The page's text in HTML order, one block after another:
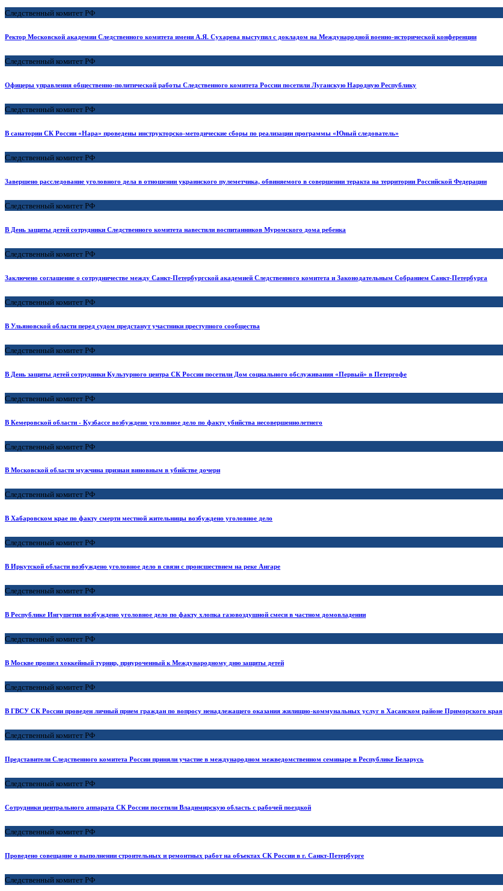
Следственный комитет РФ
Ректор Московской академии Следственного комитета имени А.Я. Сухарева выступил с докладом на Международной военно-исторической конференции
Следственный комитет РФ
Офицеры управления общественно-политической работы Следственного комитета России посетили Луганскую Народную Республику
Следственный комитет РФ
В санатории СК России «Нара» проведены инструкторско-методические сборы по реализации программы «Юный следователь»
Следственный комитет РФ
Завершено расследование уголовного дела в отношении украинского пулеметчика, обвиняемого в совершении теракта на территории Российской Федерации
Следственный комитет РФ
В День защиты детей сотрудники Следственного комитета навестили воспитанников Муромского дома ребенка
Следственный комитет РФ
Заключено соглашение о сотрудничестве между Санкт-Петербургской академией Следственного комитета и Законодательным Собранием Санкт-Петербурга
Следственный комитет РФ
В Ульяновской области перед судом предстанут участники преступного сообщества
Следственный комитет РФ
В День защиты детей сотрудники Культурного центра СК России посетили Дом социального обслуживания «Первый» в Петергофе
Следственный комитет РФ
В Кемеровской области - Кузбассе возбуждено уголовное дело по факту убийства несовершеннолетнего
Следственный комитет РФ
В Московской области мужчина признан виновным в убийстве дочери
Следственный комитет РФ
В Хабаровском крае по факту смерти местной жительницы возбуждено уголовное дело
Следственный комитет РФ
В Иркутской области возбуждено уголовное дело в связи с происшествием на реке Ангаре
Следственный комитет РФ
В Республике Ингушетия возбуждено уголовное дело по факту хлопка газовоздушной смеси в частном домовладении
Следственный комитет РФ
В Москве прошел хоккейный турнир, приуроченный к Международному дню защиты детей
Следственный комитет РФ
В ГВСУ СК России проведен личный прием граждан по вопросу ненадлежащего оказания жилищно-коммунальных услуг в Хасанском районе Приморского края
Следственный комитет РФ
Представители Следственного комитета России приняли участие в международном межведомственном семинаре в Республике Беларусь
Следственный комитет РФ
Сотрудники центрального аппарата СК России посетили Владимирскую область с рабочей поездкой
Следственный комитет РФ
Проведено совещание о выполнении строительных и ремонтных работ на объектах СК России в г. Санкт-Петербурге
Следственный комитет РФ